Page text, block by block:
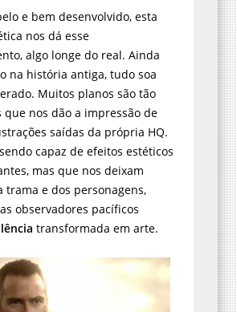
e bem desenvolvido, esta
nos dá esse
algo longe do real. Ainda
na história antiga, tudo soa
Muitos planos são tão
nos dão a impressão de
saídas da própria HQ.
capaz de efeitos estéticos
mas que nos deixam
trama e dos personagens,
observadores pacíficos
transformada em arte.